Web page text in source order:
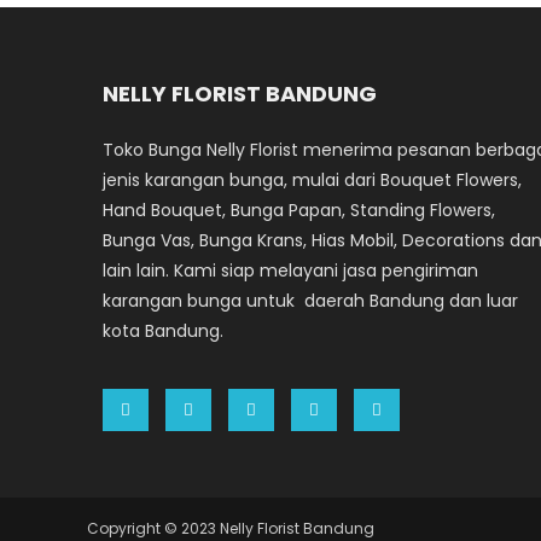
NELLY FLORIST BANDUNG
Toko Bunga Nelly Florist menerima pesanan
jenis karangan bunga, mulai dari Bouquet Flowers,
Hand Bouquet, Bunga Papan, Standing Flowers,
Bunga Vas, Bunga Krans, Hias Mobil, Decorations dan
lain lain. Kami siap melayani jasa pengiriman
karangan bunga untuk daerah Bandung dan luar
kota Bandung.
Copyright © 2023 Nelly Florist Bandung